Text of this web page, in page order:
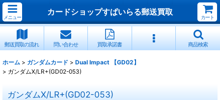
メニュー
カードショップすぱいらる郵送買取
カート
郵送買取の流れ 問い合わせ 買取承諾書 商品検索
ホーム > ガンダムカード > Dual Impact 【GD02】
> ガンダムX/LR+(GD02-053)
ガンダムX/LR+(GD02-053)